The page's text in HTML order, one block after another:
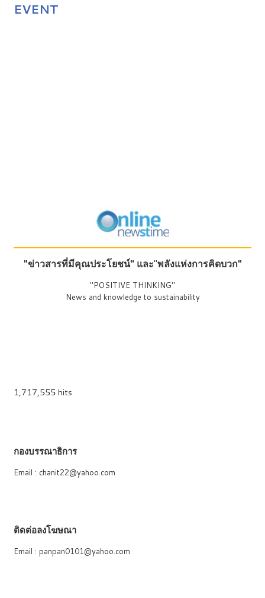
EVENT
"ข่าวสารที่มีคุณประโยชน์" และ"พลังแห่งการคิดบวก"
"POSITIVE THINKING"
News and knowledge to sustainability
1,717,555 hits
กองบรรณาธิการ
Email : chanit22@yahoo.com
ติดต่อลงโฆษณา
Email : panpan0101@yahoo.com